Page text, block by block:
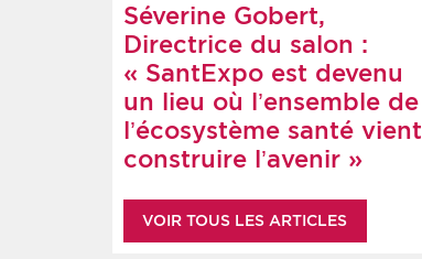
Séverine Gobert,
Directrice du salon :
« SantExpo est devenu
un lieu où l’ensemble de
l’écosystème santé vient
construire l’avenir »
VOIR TOUS LES ARTICLES